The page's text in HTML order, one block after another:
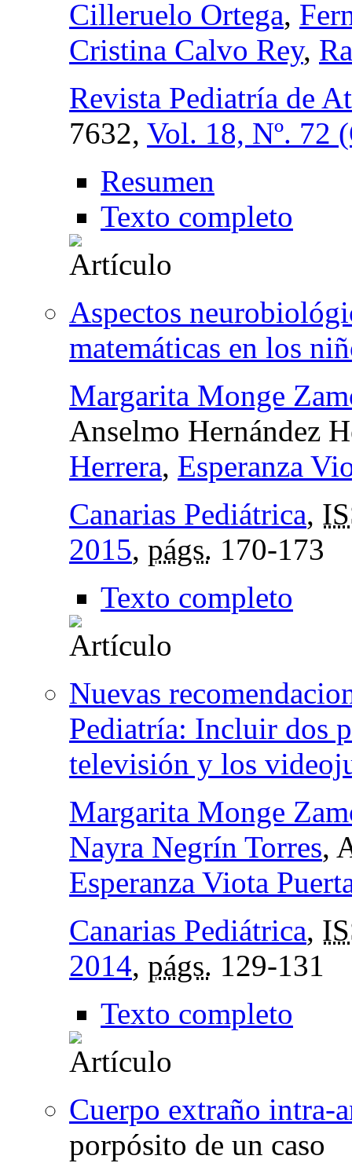
Cilleruelo Ortega,
Cristina Calvo Rey,
Revista Pediatría de
7632, Vol. 18, Nº. 72
Resumen
Texto completo
Aspectos
matemáticas en los
Margarita Monge
Anselmo Hernández
Herrera, Esperanza
Canarias Pediátrica,
2015, págs. 170-173
Texto completo
Nuevas
Pediatría: Incluir dos
televisión y los
Margarita Monge
Nayra Negrín Torres,
Esperanza Viota
Canarias Pediátrica,
2014, págs. 129-131
Texto completo
Cuerpo extraño intra-
porpósito de un caso